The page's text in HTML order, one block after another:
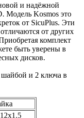
и надёжной
Модель Kosmos это
от SicuPlus. Эти
от других
комплект
быть уверены в
дисков.
шайбой и 2 ключа в